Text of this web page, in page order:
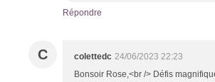
Répondre
C colettedc 24/06/2023 22:23
Bonsoir Rose,<br /> Défis